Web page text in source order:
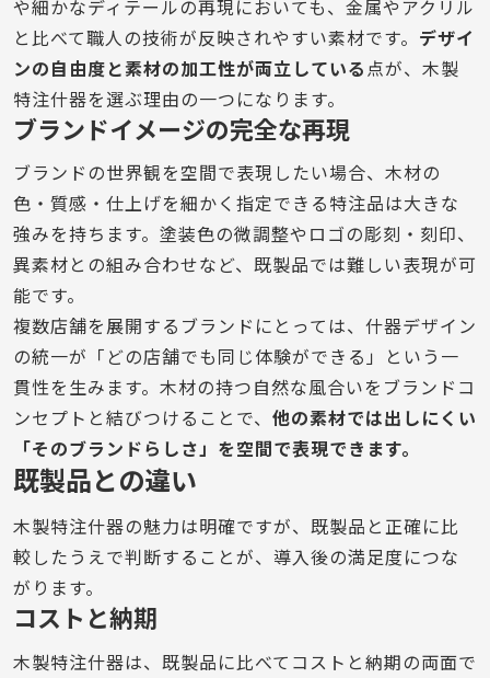
や細かなディテールの再現においても、金属やアクリル
と比べて職人の技術が反映されやすい素材です。 デザイ
ンの自由度と素材の加工性が両立している 点が、木製
特注什器を選ぶ理由の一つになります。
ブランドイメージの完全な再現
ブランドの世界観を空間で表現したい場合、木材の
色・質感・仕上げを細かく指定できる特注品は大きな
強みを持ちます。塗装色の微調整やロゴの彫刻・刻印、
異素材との組み合わせなど、既製品では難しい表現が可
能です。
複数店舗を展開するブランドにとっては、什器デザイン
の統一が「どの店舗でも同じ体験ができる」という一
貫性を生みます。木材の持つ自然な風合いをブランドコ
ンセプトと結びつけることで、 他の素材では出しにくい
「そのブランドらしさ」を空間で表現できます。
既製品との違い
木製特注什器の魅力は明確ですが、既製品と正確に比
較したうえで判断することが、導入後の満足度につな
がります。
コストと納期
木製特注什器は、既製品に比べてコストと納期の両面で